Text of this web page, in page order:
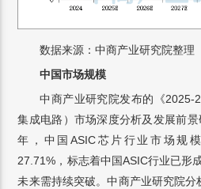
数据来源：中商产业研究院整理
中国市场规模
中商产业研究院发布的《2025-
集成电路）市场深度分析及发展前
年，中国ASIC芯片行业市场规
27.71%，标志着中国ASIC行业已形
未来需持续突破。中商产业研究院